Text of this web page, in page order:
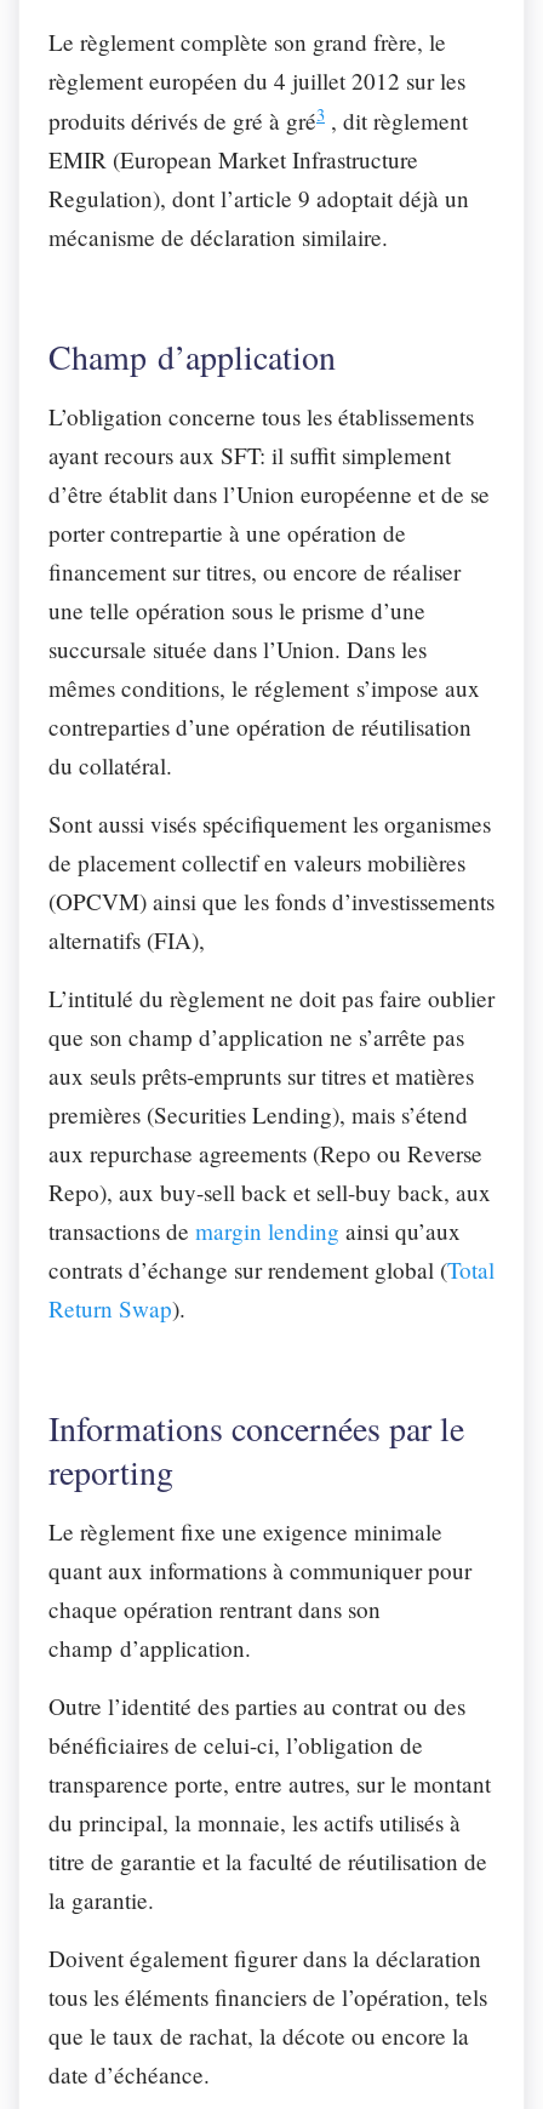
Le règlement complète son grand frère, le
règlement européen du 4 juillet 2012 sur les
produits dérivés de gré à gré3 , dit règlement
EMIR (European Market Infrastructure
Regulation), dont l’article 9 adoptait déjà un
mécanisme de déclaration similaire.
Champ d’application
L’obligation concerne tous les établissements
ayant recours aux SFT: il suffit simplement
d’être établit dans l’Union européenne et de se
porter contrepartie à une opération de
financement sur titres, ou encore de réaliser
une telle opération sous le prisme d’une
succursale située dans l’Union. Dans les
mêmes conditions, le réglement s’impose aux
contreparties d’une opération de réutilisation
du collatéral.
Sont aussi visés spécifiquement les organismes
de placement collectif en valeurs mobilières
(OPCVM) ainsi que les fonds d’investissements
alternatifs (FIA),
L’intitulé du règlement ne doit pas faire oublier
que son champ d’application ne s’arrête pas
aux seuls prêts-emprunts sur titres et matières
premières (Securities Lending), mais s’étend
aux repurchase agreements (Repo ou Reverse
Repo), aux buy-sell back et sell-buy back, aux
transactions de margin lending ainsi qu’aux
contrats d’échange sur rendement global (Total
Return Swap).
Informations concernées par le
reporting
Le règlement fixe une exigence minimale
quant aux informations à communiquer pour
chaque opération rentrant dans son
champ d’application.
Outre l’identité des parties au contrat ou des
bénéficiaires de celui-ci, l’obligation de
transparence porte, entre autres, sur le montant
du principal, la monnaie, les actifs utilisés à
titre de garantie et la faculté de réutilisation de
la garantie.
Doivent également figurer dans la déclaration
tous les éléments financiers de l’opération, tels
que le taux de rachat, la décote ou encore la
date d’échéance.